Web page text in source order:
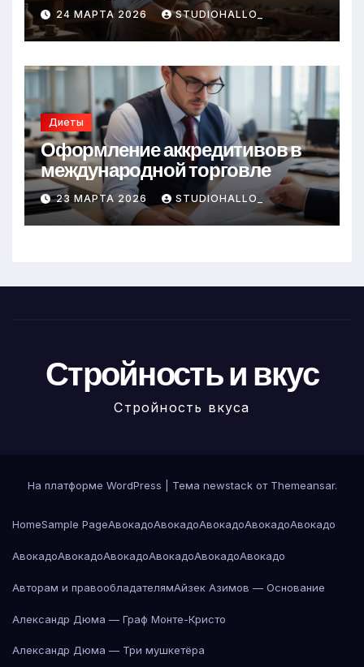
24 МАРТА 2026 STUDIOHALLO_
Диеты
Оформление аккредитивов в
международной торговле
23 МАРТА 2026 STUDIOHALLO_
Стройность и вкус
Стройность вкуса
На платформе WordPress Тема newstack от Themeansar.
HomeSample PageАвокадоАвокадоАвокадоАвокадоАвокадо
АвокадоАвокадоАвокадоАвокадоАвокадоАвокадо
Авторам и правообладателямАйзек Азимов — Основание
Александр Дюма — Граф Монте-Кристо
Александр Дюма — Три мушкетёра